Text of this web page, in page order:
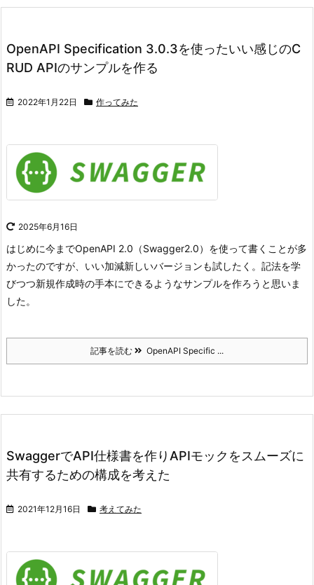
OpenAPI Specification 3.0.3を使ったいい感じのC
RUD APIのサンプルを作る
2022年1月22日 作ってみた
2025年6月16日
はじめに今までOpenAPI 2.0（Swagger2.0）を使って書くことが多
かったのですが、いい加減新しいバージョンも試したく。 記法を学
びつつ新規作成時の手本にできるようなサンプルを作ろうと思いま
した。
記事を読む OpenAPI Specific ...
SwaggerでAPI仕様書を作りAPIモックをスムーズに
共有するための構成を考えた
2021年12月16日 考えてみた